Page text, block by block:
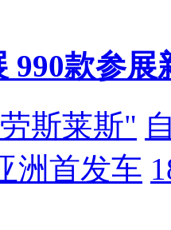
990款参
斯莱斯"
洲首发车